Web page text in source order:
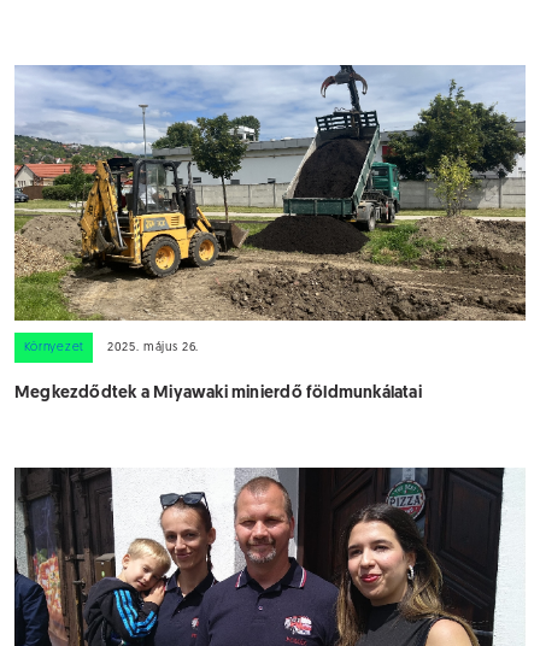
Környezet 2025. május 26.
Megkezdődtek a Miyawaki minierdő földmunkálatai